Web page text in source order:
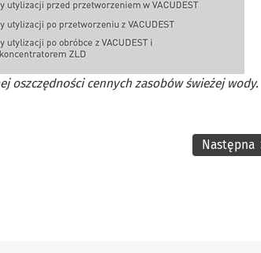
cennych zasobów świeżej wody.
Następna